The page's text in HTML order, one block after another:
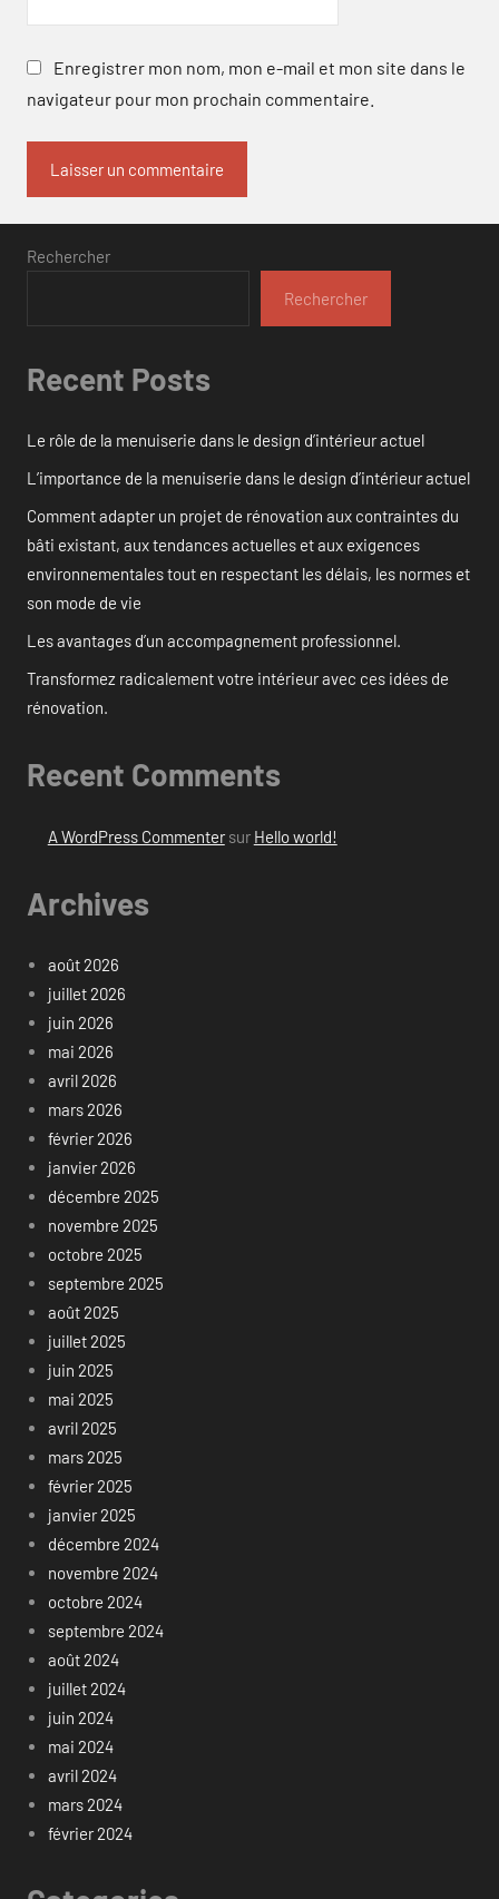
Enregistrer mon nom, mon e-mail et mon site dans le
navigateur pour mon prochain commentaire.
Rechercher
Rechercher
Recent Posts
Le rôle de la menuiserie dans le design d’intérieur actuel
L’importance de la menuiserie dans le design d’intérieur actuel
Comment adapter un projet de rénovation aux contraintes du
bâti existant, aux tendances actuelles et aux exigences
environnementales tout en respectant les délais, les normes et
son mode de vie
Les avantages d’un accompagnement professionnel.
Transformez radicalement votre intérieur avec ces idées de
rénovation.
Recent Comments
A WordPress Commentersur Hello world!
Archives
août 2026
juillet 2026
juin 2026
mai 2026
avril 2026
mars 2026
février 2026
janvier 2026
décembre 2025
novembre 2025
octobre 2025
septembre 2025
août 2025
juillet 2025
juin 2025
mai 2025
avril 2025
mars 2025
février 2025
janvier 2025
décembre 2024
novembre 2024
octobre 2024
septembre 2024
août 2024
juillet 2024
juin 2024
mai 2024
avril 2024
mars 2024
février 2024